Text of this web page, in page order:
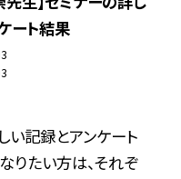
ート結果
い記録とアンケート
りたい方は、それぞ